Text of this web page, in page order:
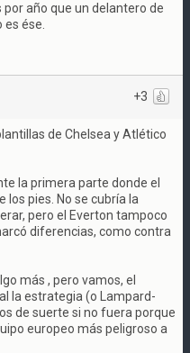
año que un delantero de
ése.
+3
de Chelsea y Atlético
la primera parte donde el
los pies. No se cubría la
pero el Everton tampoco
diferencias, como contra
más , pero vamos, el
la estrategia (o Lampard-
de suerte si no fuera porque
europeo más peligroso a